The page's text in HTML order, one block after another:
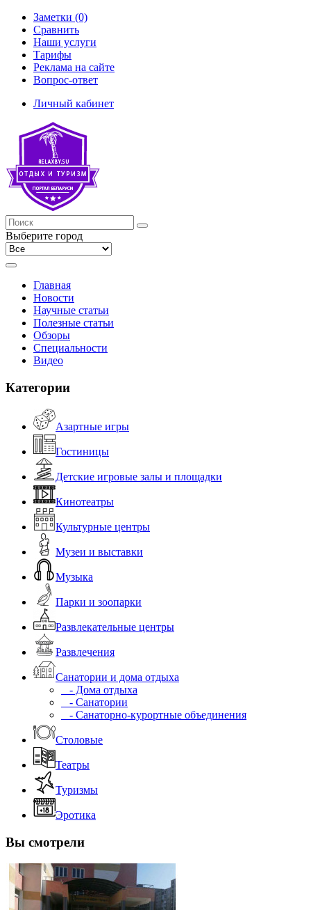
Заметки (0)
Сравнить
Наши услуги
Тарифы
Реклама на сайте
Вопрос-ответ
Личный кабинет
Выберите город
Главная
Новости
Научные статьи
Полезные статьи
Обзоры
Специальности
Видео
Категории
Азартные игры
Гостиницы
Детские игровые залы и площадки
Кинотеатры
Культурные центры
Музеи и выставки
Музыка
Парки и зоопарки
Развлекательные центры
Развлечения
Санатории и дома отдыха
- Дома отдыха
- Санатории
- Санаторно-курортные объединения
Столовые
Театры
Туризмы
Эротика
Вы смотрели